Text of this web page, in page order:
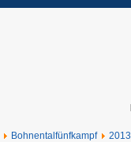
Bohnentalfünfkampf 2013